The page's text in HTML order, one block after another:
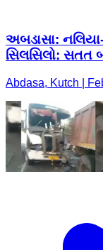
અબડાસા:
સિલસિલો: સતત
Abdasa, Kutch |